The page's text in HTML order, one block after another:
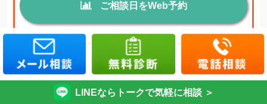
ご相談日をWeb予約
LINEならトークで気軽に相談 ＞